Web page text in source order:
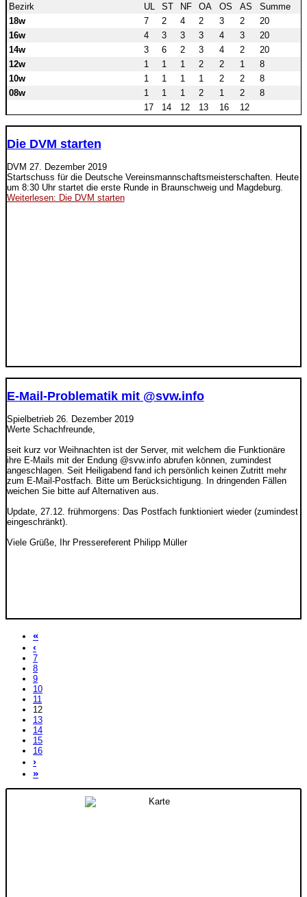
Bezirk
UL ST NF OA OS AS
Summe
18w
7 2 4 2 3 2
20
16w
4 3 3 3 4 3
20
14w
3 6 2 3 4 2
20
12w
1 1 1 2 2 1
8
10w
1 1 1 1 2 2
8
08w
1 1 1 2 1 2
8
17
14 12 13 16 12
Die DVM starten
DVM 27. Dezember 2019
Startschuss für die Deutsche Vereinsmannschaftsmeisterschaften. Heute
um 8:30 Uhr startet die erste Runde in Braunschweig und Magdeburg.
Weiterlesen: Die DVM starten
E-Mail-Problematik mit @svw.info
Spielbetrieb 26. Dezember 2019
Werte Schachfreunde,
seit kurz vor Weihnachten ist der Server, mit welchem die Funktionäre
ihre E-Mails mit der Endung @svw.info abrufen können, zumindest
angeschlagen. Seit Heiligabend fand ich persönlich keinen Zutritt mehr
zum E-Mail-Postfach. Bitte um Berücksichtigung. In dringenden Fällen
weichen Sie bitte auf Alternativen aus.
Update, 27.12. frühmorgens: Das Postfach funktioniert wieder (zumindest
eingeschränkt).
Viele Grüße, Ihr Pressereferent Philipp Müller
«
‹
7
8
9
10
11
12
13
14
15
16
›
»